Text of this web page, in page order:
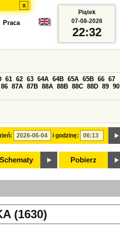
x
Praca
i godzinę:
61 62 63 64A 64B 65A 65B 66 67
86 87A 87B 88A 88B 88C 88D 89 90
Schematy Pobierz
Piątek
07-08-2026
22:32
(1630)